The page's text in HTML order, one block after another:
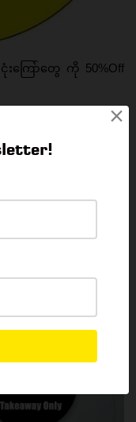
×
းကြော်တွေ ကို 50%Off